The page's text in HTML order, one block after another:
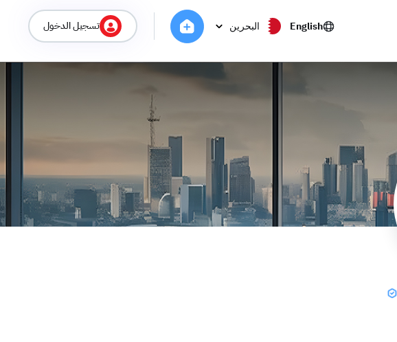
English البحرين تسجيل الدخول